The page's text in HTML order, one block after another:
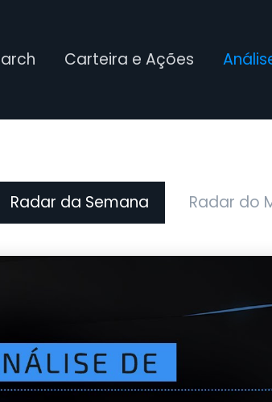
Carteira e Ações
Radar da Semana Radar do